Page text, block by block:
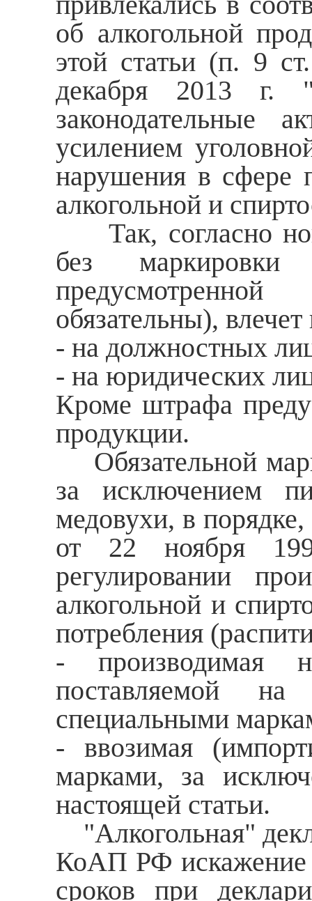
об алкогольной
этой статьи (п. 9
декабря 2013 г.
законодательные
усилением
нарушения в сфере
алкогольной и
Так, согласно
без
обязательны),
- на должностных
- на юридических
Кроме штрафа
продукции.
Обязательной
за исключением
медовухи, в
от 22 ноября
регулировании
алкогольной и
потребления
- производимая
поставляемой на
специальными
- ввозимая
марками, за
настоящей статьи.
"Алкогольная"
КоАП РФ искажение
сроков при